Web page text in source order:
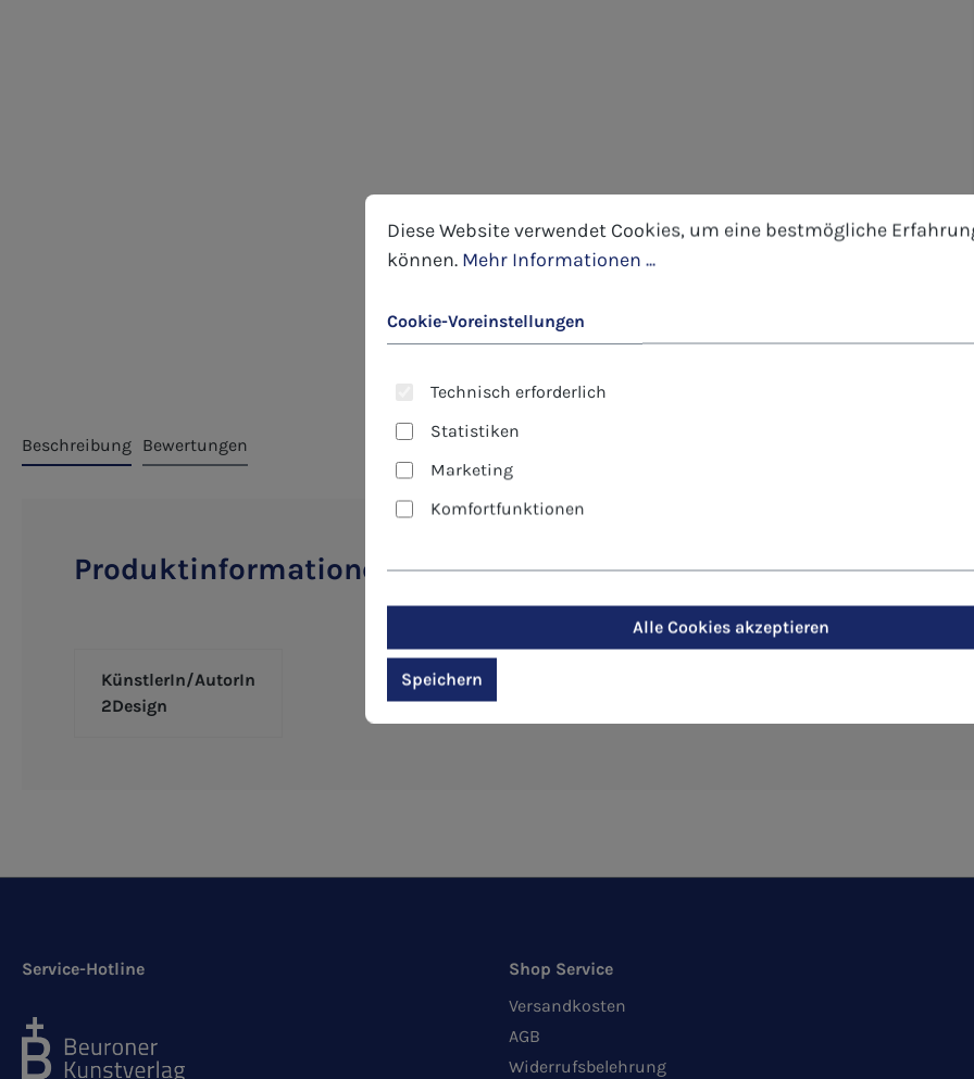
Beschreibung Bewertungen
Produktinformationen "Klappkarte - Zeugnis von der Liebe
KünstlerIn/AutorIn
2Design
Service-Hotline
Shop Service
Versandkosten
AGB
Widerrufsbelehrung
Cookie-Voreinstellungen
Diese Website verwendet Cookies, um eine bestmögliche Erfahrung
Diese Website verwendet Cookies, um eine bestmögliche
können. Mehr Informationen ...
Cookie-Voreinstellungen
Technisch erforderlich
Statistiken
Marketing
Komfortfunktionen
Alle Cookies akzeptieren
Speichern